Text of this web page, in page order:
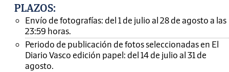
PLAZOS:
Envío de fotografías: del 1 de julio al 28 de agosto a las
23:59 horas.
Periodo de publicación de fotos seleccionadas en El
Diario Vasco edición papel: del 14 de julio al 31 de
agosto.